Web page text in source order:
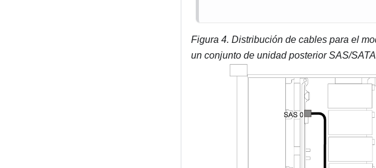
Figura 4. Distribución de cables para el
un conjunto de unidad posterior SAS/SATA